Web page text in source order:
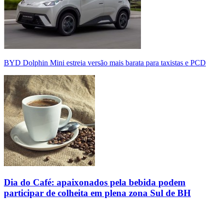
BYD Dolphin Mini estreia versão mais barata para taxistas e PCD
Dia do Café: apaixonados pela bebida podem
participar de colheita em plena zona Sul de BH